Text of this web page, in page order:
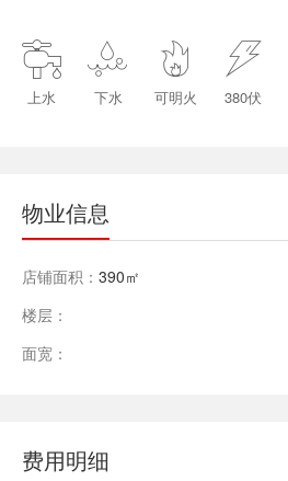

上水

下水

可明火

380伏
物业信息
店铺面积： 390㎡
楼层：
面宽：
费用明细